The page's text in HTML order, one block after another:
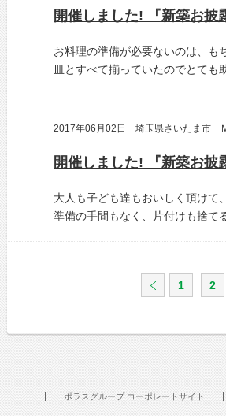
お料理の準備が必要ないのは、も
皿とすべて揃っていたのでとても
2017年06月02日 埼玉県さいたま市 Ｍ
大人も子ども達もおいしく頂けて
準備の手間もなく、片付けも捨て
1 2
ポラスグループ コーポレートサイト